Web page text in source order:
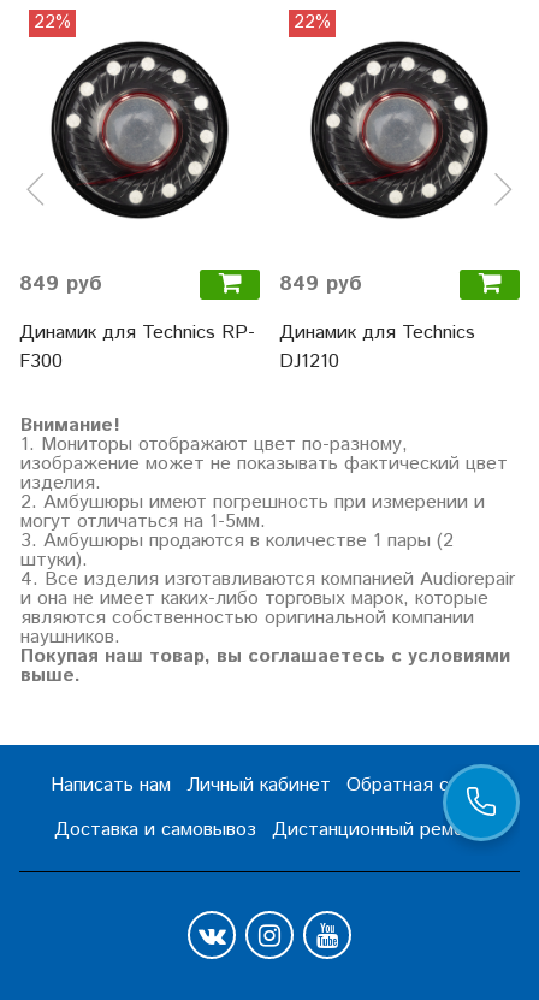
22%
849 руб
Динамик для Technics RP-
F300
22%
849 руб
Динамик для Technics
DJ1210
Внимание!
1. Мониторы отображают цвет по-разному,
изображение может не показывать фактический цвет
изделия.
2. Амбушюры имеют погрешность при измерении и
могут отличаться на 1-5мм.
3. Амбушюры продаются в количестве 1 пары (2
штуки).
4. Все изделия изготавливаются компанией Audiorepair
и она не имеет каких-либо торговых марок, которые
являются собственностью оригинальной компании
наушников.
Покупая наш товар, вы соглашаетесь с условиями
выше.
Написать нам Личный кабинет
Обратная связь
Доставка и самовывоз
Дистанционный ремонт